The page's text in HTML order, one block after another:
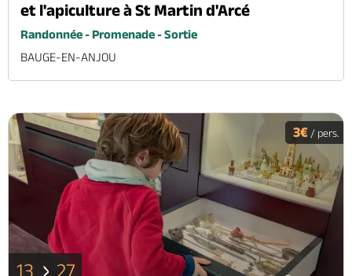
et l'apiculture à St Martin d'Arcé
Randonnée - Promenade - Sortie
BAUGE-EN-ANJOU
3€ / pers.
13 27